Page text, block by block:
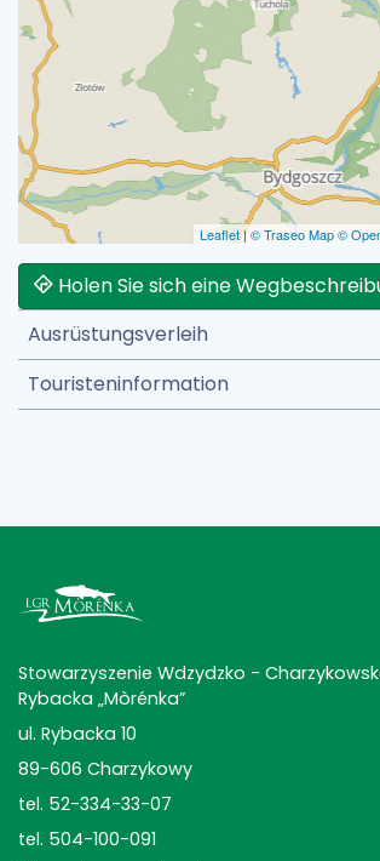
Leaflet|© Traseo Map©
Holen Sie sich eine
Ausrüstungsverleih
Touristeninformation
Stowarzyszenie Wdzydzko -
Rybacka „Mòrénka”
ul. Rybacka 10
89-606 Charzykowy
tel. 52-334-33-07
tel. 504-100-091